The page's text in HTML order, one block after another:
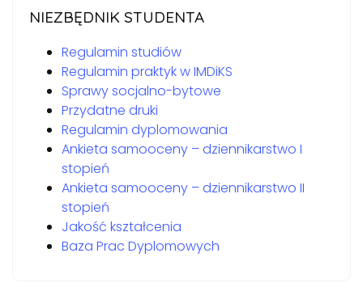
NIEZBĘDNIK STUDENTA
Regulamin studiów
Regulamin praktyk w IMDiKS
Sprawy socjalno-bytowe
Przydatne druki
Regulamin dyplomowania
Ankieta samooceny – dziennikarstwo I
stopień
Ankieta samooceny – dziennikarstwo II
stopień
Jakość kształcenia
Baza Prac Dyplomowych